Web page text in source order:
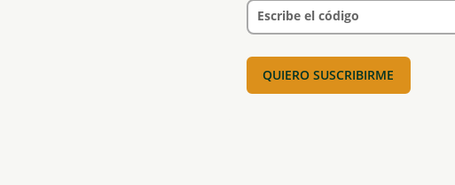
Escribe el código